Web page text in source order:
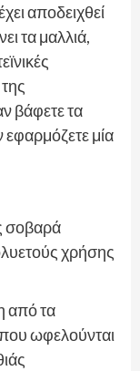
αποδειχθεί
τα μαλλιά,
βάφετε τα
εφαρμόζετε μία
σοβαρά
χρήσης
από τα
που ωφελούνται